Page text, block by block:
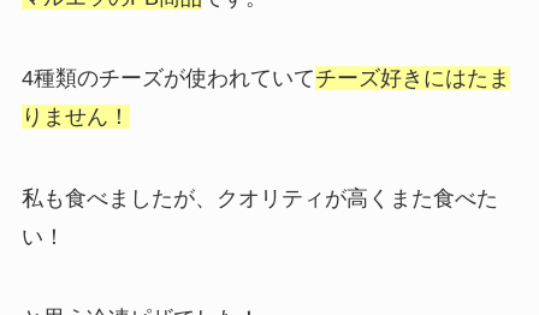
4種類のチーズが使われていてチーズ好きにはたま
りません！
私も食べましたが、クオリティが高くまた食べた
い！